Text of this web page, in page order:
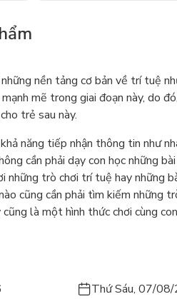
nền tảng cơ bản về trí tuệ
mẽ trong giai đoạn này, do
trẻ sau này.
năng tiếp nhận thông tin như
cần phải dạy con học những
những trò chơi trí tuệ hay những
cũng cần phải tìm kiếm những
là một hình thức chơi cùng
Thứ Sáu, 07/